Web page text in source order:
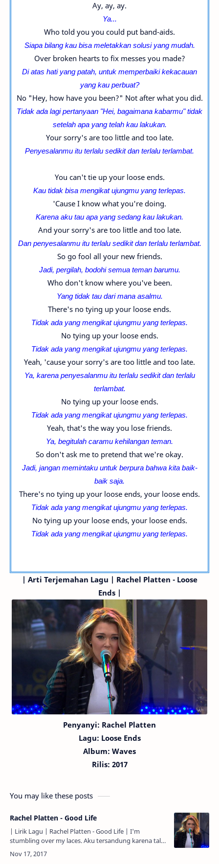
Ay, ay, ay.
Ya...
Who told you you could put band-aids.
Siapa bilang kau bisa meletakkan solusi yang mudah.
Over broken hearts to fix messes you made?
Di atas hati yang patah, untuk memperbaiki kekacauan
yang kau perbuat?
No "Hey, how have you been?" Not after what you did.
Tidak ada lagi pertanyaan "Hei, bagaimana kabarmu" tidak
setelah apa yang telah kau lakukan.
Your sorry's are too little and too late.
Penyesalanmu itu terlalu sedikit dan terlalu terlambat.
You can't tie up your loose ends.
Kau tidak bisa mengikat ujungmu yang terlepas.
'Cause I know what you're doing.
Karena aku tau apa yang sedang kau lakukan.
And your sorry's are too little and too late.
Dan penyesalanmu itu terlalu sedikit dan terlalu terlambat.
So go fool all your new friends.
Jadi, pergilah, bodohi semua teman barumu.
Who don't know where you've been.
Yang tidak tau dari mana asalmu.
There's no tying up your loose ends.
Tidak ada yang mengikat ujungmu yang terlepas.
No tying up your loose ends.
Tidak ada yang mengikat ujungmu yang terlepas.
Yeah, 'cause your sorry's are too little and too late.
Ya, karena penyesalanmu itu terlalu sedikit dan terlalu
terlambat.
No tying up your loose ends.
Tidak ada yang mengikat ujungmu yang terlepas.
Yeah, that's the way you lose friends.
Ya, begitulah caramu kehilangan teman.
So don't ask me to pretend that we're okay.
Jadi, jangan memintaku untuk berpura bahwa kita baik-
baik saja.
There's no tying up your loose ends, your loose ends.
Tidak ada yang mengikat ujungmu yang terlepas.
No tying up your loose ends, your loose ends.
Tidak ada yang mengikat ujungmu yang terlepas.
| Arti Terjemahan Lagu | Rachel Platten - Loose
Ends |
Penyanyi: Rachel Platten
Lagu: Loose Ends
Album: Waves
Rilis: 2017
You may like these posts
Rachel Platten - Good Life
| Lirik Lagu | Rachel Platten - Good Life | I'm
stumbling over my laces. Aku tersandung karena tali
sepatuku. Kaleidoscope of everyone's faces.
Kaleidoskop d…